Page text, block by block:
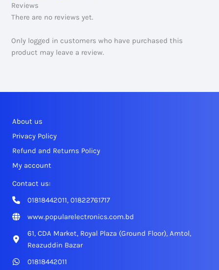
Reviews
There are no reviews yet.
Only logged in customers who have purchased this
product may leave a review.
About us
Privacy Policy
Refund and Returns Policy
My account
Contact us:
01818442011, 01822761717
www.popularelectronics.com.bd
61, CDA Market, Royal Plaza (Ground Floor), Amtol,
Reazuddin Bazar
01818442011